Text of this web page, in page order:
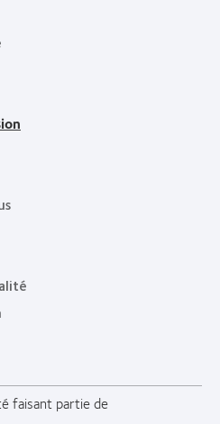
faisant partie de